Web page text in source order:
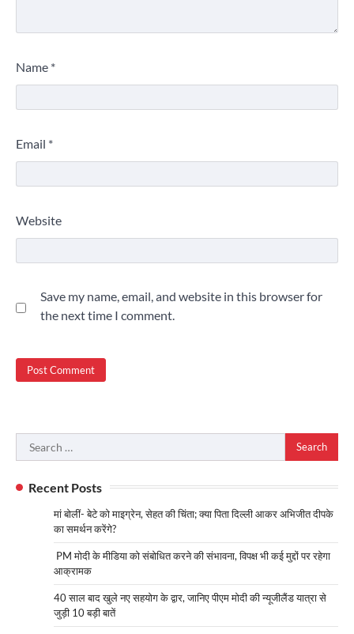
Name *
Email *
Website
Save my name, email, and website in this browser for
the next time I comment.
Search
for:
Recent Posts
मां बोलीं- बेटे को माइग्रेन, सेहत की चिंता; क्या पिता दिल्ली आकर अभिजीत दीपके
का समर्थन करेंगे?
PM मोदी के मीडिया को संबोधित करने की संभावना, विपक्ष भी कई मुद्दों पर रहेगा
आक्रामक
40 साल बाद खुले नए सहयोग के द्वार, जानिए पीएम मोदी की न्यूजीलैंड यात्रा से
जुड़ी 10 बड़ी बातें